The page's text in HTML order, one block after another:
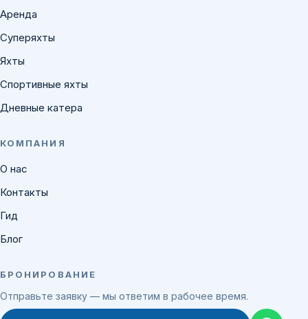
Аренда
Суперяхты
Яхты
Спортивные яхты
Дневные катера
КОМПАНИЯ
О нас
Контакты
Гид
Блог
БРОНИРОВАНИЕ
Отправьте заявку — мы ответим в рабочее время.